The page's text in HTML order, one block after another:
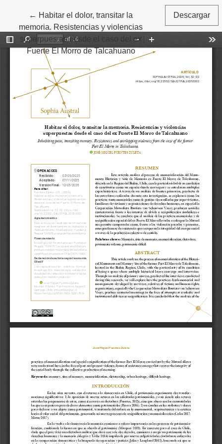
← Volver a los detalles del artículo
Habitar el dolor, transitar la
memoria. Resistencias y violencias
superpuestas desde el caso del ex
Fuerte El Morro de Talcahuano
Descargar